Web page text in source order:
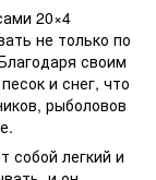
20×4
не только по
своим
и снег, что
рыболовов
собой легкий и